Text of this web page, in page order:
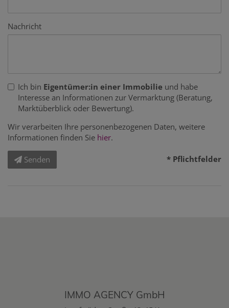
Nachricht
Ich bin Eigentümer:in einer Immobilie und habe
Interesse an Informationen zur Vermarktung (Beratung,
Marktüberblick oder Bewertung).
Wir verarbeiten Ihre personenbezogenen Daten, weitere
Informationen finden Sie hier.
Senden * Pflichtfelder
IMMO AGENCY GmbH